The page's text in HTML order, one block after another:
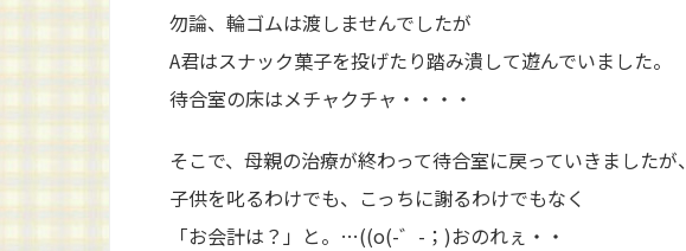
勿論、輪ゴムは渡しませんでしたが
A君はスナック菓子を投げたり踏み潰して遊んでいました。
待合室の床はメチャクチャ・・・・
そこで、母親の治療が終わって待合室に戻っていきましたが、
子供を叱るわけでも、こっちに謝るわけでもなく
「お会計は？」と。…((o(-゛-；)おのれぇ・・